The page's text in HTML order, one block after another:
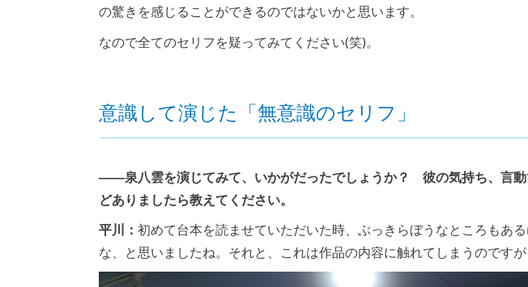
の驚きを感じることができるのではないかと思います。
なので全てのセリフを疑ってみてください(笑)。
意識して演じた「無意識のセリフ」
――泉八雲を演じてみて、いかがだったでしょうか？ 彼の気持ち、言動
どありましたら教えてください。
平川： 初めて台本を読ませていただいた時、ぶっきらぼうなところもあ
な、と思いましたね。それと、これは作品の内容に触れてしまうのです